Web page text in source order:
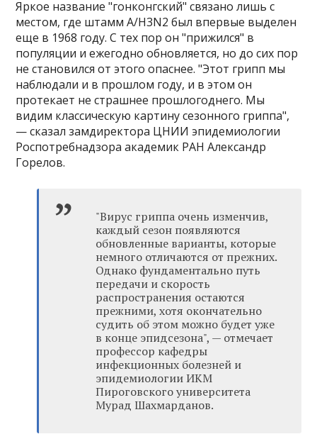
Яркое название "гонконгский" связано лишь с
местом, где штамм A/H3N2 был впервые выделен
еще в 1968 году. С тех пор он "прижился" в
популяции и ежегодно обновляется, но до сих пор
не становился от этого опаснее. "Этот грипп мы
наблюдали и в прошлом году, и в этом он
протекает не страшнее прошлогоднего. Мы
видим классическую картину сезонного гриппа",
— сказал замдиректора ЦНИИ эпидемиологии
Роспотребнадзора академик РАН Александр
Горелов.
"Вирус гриппа очень изменчив,
каждый сезон появляются
обновленные варианты, которые
немного отличаются от прежних.
Однако фундаментально путь
передачи и скорость
распространения остаются
прежними, хотя окончательно
судить об этом можно будет уже
в конце эпидсезона", — отмечает
профессор кафедры
инфекционных болезней и
эпидемиологии ИКМ
Пироговского университета
Мурад Шахмарданов.